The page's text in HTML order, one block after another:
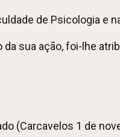
de Psicologia e
sua ação, foi-lhe
(Carcavelos 1 de